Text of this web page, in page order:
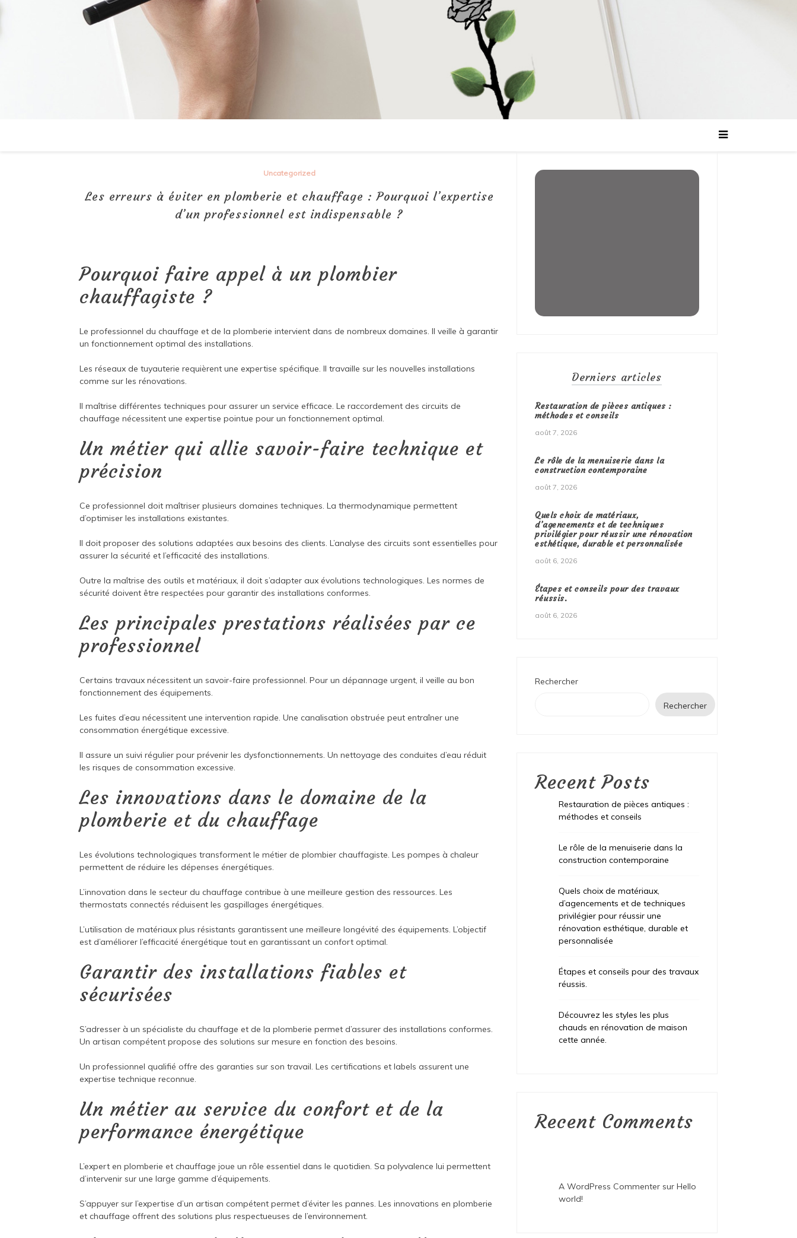
Uncategorized
Les erreurs à éviter en plomberie et chauffage : Pourquoi l’expertise
d’un professionnel est indispensable ?
Pourquoi faire appel à un plombier
chauffagiste ?
Le professionnel du chauffage et de la plomberie intervient dans de nombreux domaines. Il veille à garantir
un fonctionnement optimal des installations.
Les réseaux de tuyauterie requièrent une expertise spécifique. Il travaille sur les nouvelles installations
comme sur les rénovations.
Il maîtrise différentes techniques pour assurer un service efficace. Le raccordement des circuits de
chauffage nécessitent une expertise pointue pour un fonctionnement optimal.
Un métier qui allie savoir-faire technique et
précision
Ce professionnel doit maîtriser plusieurs domaines techniques. La thermodynamique permettent
d’optimiser les installations existantes.
Il doit proposer des solutions adaptées aux besoins des clients. L’analyse des circuits sont essentielles pour
assurer la sécurité et l’efficacité des installations.
Outre la maîtrise des outils et matériaux, il doit s’adapter aux évolutions technologiques. Les normes de
sécurité doivent être respectées pour garantir des installations conformes.
Les principales prestations réalisées par ce
professionnel
Certains travaux nécessitent un savoir-faire professionnel. Pour un dépannage urgent, il veille au bon
fonctionnement des équipements.
Les fuites d’eau nécessitent une intervention rapide. Une canalisation obstruée peut entraîner une
consommation énergétique excessive.
Il assure un suivi régulier pour prévenir les dysfonctionnements. Un nettoyage des conduites d’eau réduit
les risques de consommation excessive.
Les innovations dans le domaine de la
plomberie et du chauffage
Les évolutions technologiques transforment le métier de plombier chauffagiste. Les pompes à chaleur
permettent de réduire les dépenses énergétiques.
L’innovation dans le secteur du chauffage contribue à une meilleure gestion des ressources. Les
thermostats connectés réduisent les gaspillages énergétiques.
L’utilisation de matériaux plus résistants garantissent une meilleure longévité des équipements. L’objectif
est d’améliorer l’efficacité énergétique tout en garantissant un confort optimal.
Garantir des installations fiables et
sécurisées
S’adresser à un spécialiste du chauffage et de la plomberie permet d’assurer des installations conformes.
Un artisan compétent propose des solutions sur mesure en fonction des besoins.
Un professionnel qualifié offre des garanties sur son travail. Les certifications et labels assurent une
expertise technique reconnue.
Un métier au service du confort et de la
performance énergétique
L’expert en plomberie et chauffage joue un rôle essentiel dans le quotidien. Sa polyvalence lui permettent
d’intervenir sur une large gamme d’équipements.
S’appuyer sur l’expertise d’un artisan compétent permet d’éviter les pannes. Les innovations en plomberie
et chauffage offrent des solutions plus respectueuses de l’environnement.
Derniers articles
Restauration de pièces antiques :
méthodes et conseils
août 7, 2026
Le rôle de la menuiserie dans la
construction contemporaine
août 7, 2026
Quels choix de matériaux,
d’agencements et de techniques
privilégier pour réussir une rénovation
esthétique, durable et personnalisée
août 6, 2026
Étapes et conseils pour des travaux
réussis.
août 6, 2026
Rechercher
Rechercher
Recent Posts
Restauration de pièces antiques :
méthodes et conseils
Le rôle de la menuiserie dans la
construction contemporaine
Quels choix de matériaux,
d’agencements et de techniques
privilégier pour réussir une
rénovation esthétique, durable et
personnalisée
Étapes et conseils pour des travaux
réussis.
Découvrez les styles les plus
chauds en rénovation de maison
cette année.
Recent Comments
A WordPress Commenter surHello
world!